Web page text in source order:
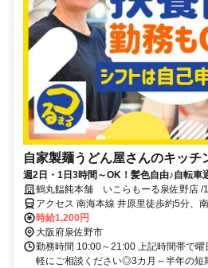
自家製麺うどん屋さんのキッチ
週2日・1日3時間～OK！髪色自由♪自転
務もOK
鶴丸饂飩本舗 いこらもーる泉佐野店 /
アクセス 南海本線 井原里徒歩約5分、
海本線 泉佐野西出口徒歩約22分
時給1,200円
大阪府泉佐野市
勤務時間 10:00～21:00 上記時間帯で
軽にご相談ください◎3カ月～半年の